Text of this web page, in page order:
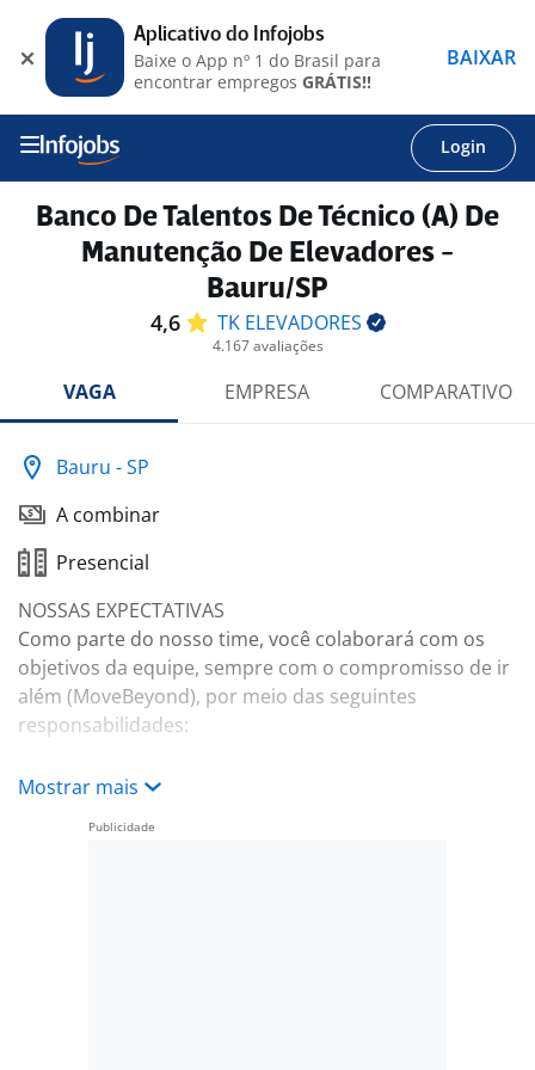
Login
Banco De Talentos De Técnico (A) De
Manutenção De Elevadores -
Bauru/SP
4,6 TK ELEVADORES
4.167 avaliações
VAGA EMPRESA COMPARATIVO
Bauru - SP
A combinar
Presencial
NOSSAS EXPECTATIVAS
Como parte do nosso time, você colaborará com os
objetivos da equipe, sempre com o compromisso de ir
além (MoveBeyond), por meio das seguintes
responsabilidades:
-Apoiar os processos de manutenção preventiva de
Escadas, Esteiras Rolantes e Equipamentos de
Mostrar mais
Aplicativo do Infojobs
Baixe o App nº 1 do Brasil para
encontrar empregos GRÁTIS!!
BAIXAR